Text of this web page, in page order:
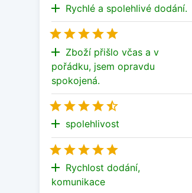
add Rychlé a spolehlivé dodání.

add Zboží přišlo včas a v
pořádku, jsem opravdu
spokojená.

add spolehlivost

add Rychlost dodání,
komunikace